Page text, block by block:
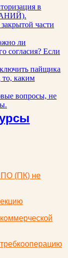
в
части
ли
согласия? Если
пайщика
то, каким
вопросы, не
ПО (ПК) не